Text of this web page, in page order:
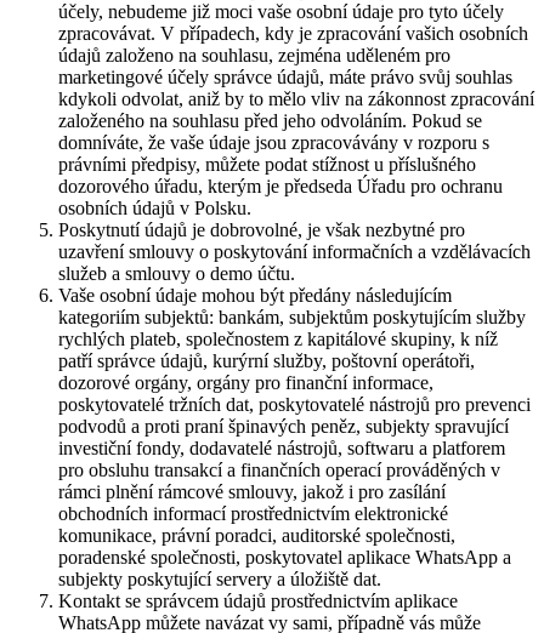
účely, nebudeme již moci vaše osobní údaje pro tyto účely
zpracovávat. V případech, kdy je zpracování vašich osobních
údajů založeno na souhlasu, zejména uděleném pro
marketingové účely správce údajů, máte právo svůj souhlas
kdykoli odvolat, aniž by to mělo vliv na zákonnost zpracování
založeného na souhlasu před jeho odvoláním. Pokud se
domníváte, že vaše údaje jsou zpracovávány v rozporu s
právními předpisy, můžete podat stížnost u příslušného
dozorového úřadu, kterým je předseda Úřadu pro ochranu
osobních údajů v Polsku.
Poskytnutí údajů je dobrovolné, je však nezbytné pro
uzavření smlouvy o poskytování informačních a vzdělávacích
služeb a smlouvy o demo účtu.
Vaše osobní údaje mohou být předány následujícím
kategoriím subjektů: bankám, subjektům poskytujícím služby
rychlých plateb, společnostem z kapitálové skupiny, k níž
patří správce údajů, kurýrní služby, poštovní operátoři,
dozorové orgány, orgány pro finanční informace,
poskytovatelé tržních dat, poskytovatelé nástrojů pro prevenci
podvodů a proti praní špinavých peněz, subjekty spravující
investiční fondy, dodavatelé nástrojů, softwaru a platforem
pro obsluhu transakcí a finančních operací prováděných v
rámci plnění rámcové smlouvy, jakož i pro zasílání
obchodních informací prostřednictvím elektronické
komunikace, právní poradci, auditorské společnosti,
poradenské společnosti, poskytovatel aplikace WhatsApp a
subjekty poskytující servery a úložiště dat.
Kontakt se správcem údajů prostřednictvím aplikace
WhatsApp můžete navázat vy sami, případně vás může